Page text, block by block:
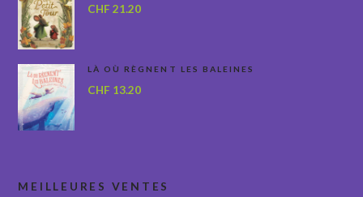
CHF 21.20
LÀ OÙ RÈGNENT LES BALEINES
CHF 13.20
MEILLEURES VENTES